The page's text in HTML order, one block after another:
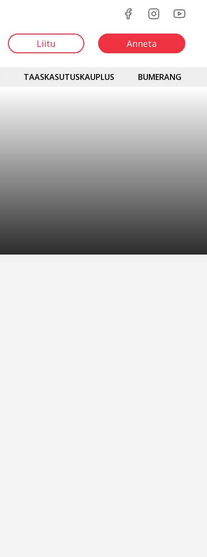
Liitu Anneta
TAASKASUTUSKAUPLUS BUMERANG